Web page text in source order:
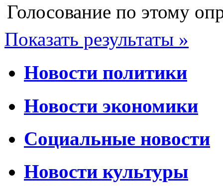
Голосование по этому
Показать результаты »
Новости политики
Новости экономики
Социальные новости
Новости культуры